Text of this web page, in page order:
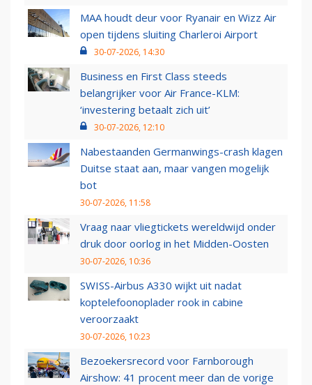
MAA houdt deur voor Ryanair en Wizz Air
open tijdens sluiting Charleroi Airport
30-07-2026, 14:30
Business en First Class steeds
belangrijker voor Air France-KLM:
‘investering betaalt zich uit’
30-07-2026, 12:10
Nabestaanden Germanwings-crash klagen
Duitse staat aan, maar vangen mogelijk
bot
30-07-2026, 11:58
Vraag naar vliegtickets wereldwijd onder
druk door oorlog in het Midden-Oosten
30-07-2026, 10:36
SWISS-Airbus A330 wijkt uit nadat
koptelefoonoplader rook in cabine
veroorzaakt
30-07-2026, 10:23
Bezoekersrecord voor Farnborough
Airshow: 41 procent meer dan de vorige